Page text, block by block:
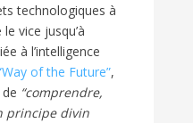
technologiques à
vice jusqu’à
à l’intelligence
of the Future”,
“comprendre,
principe divin